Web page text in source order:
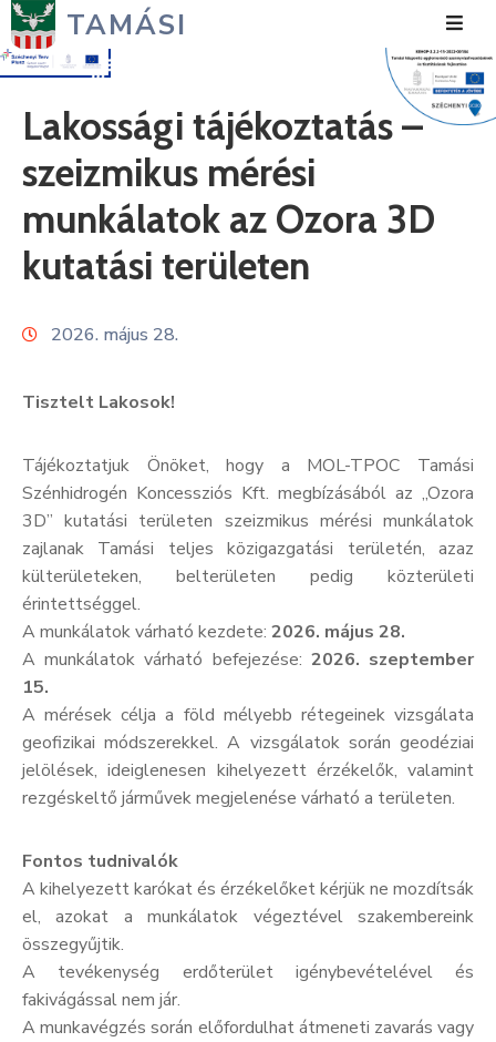
TAMÁSI
Önkormányzat
Polgármesteri
Hivatal
Közérdekű
Média
Kultúra
Keresés
Lakossági tájékoztatás –
szeizmikus mérési
munkálatok az Ozora 3D
kutatási területen
2026. május 28.
Tisztelt Lakosok!
Tájékoztatjuk Önöket, hogy a MOL-TPOC Tamási
Szénhidrogén Koncessziós Kft. megbízásából az „Ozora
3D” kutatási területen szeizmikus mérési munkálatok
zajlanak Tamási teljes közigazgatási területén, azaz
külterületeken, belterületen pedig közterületi
érintettséggel.
A munkálatok várható kezdete: 2026. május 28.
A munkálatok várható befejezése: 2026. szeptember
15.
A mérések célja a föld mélyebb rétegeinek vizsgálata
geofizikai módszerekkel. A vizsgálatok során geodéziai
jelölések, ideiglenesen kihelyezett érzékelők, valamint
rezgéskeltő járművek megjelenése várható a területen.
Fontos tudnivalók
A kihelyezett karókat és érzékelőket kérjük ne mozdítsák
el, azokat a munkálatok végeztével szakembereink
összegyűjtik.
A tevékenység erdőterület igénybevételével és
fakivágással nem jár.
A munkavégzés során előfordulhat átmeneti zavarás vagy